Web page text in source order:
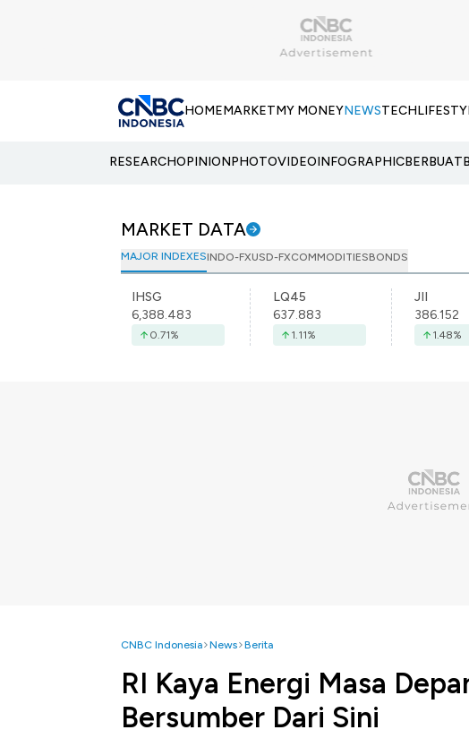
HOMEMARKETMY MONEYNEWSTECH
RESEARCHOPINIONPHOTOVIDEOINFOGRAPHIC
MARKET DATA
MAJOR INDEXESINDO-FXUSD-FXCOMMODITIESBONDS
IHSG
6,388.483
0.71%
LQ45
637.883
1.11%
JII
386.152
1.48%
CNBC Indonesia News Berita
RI Kaya Energi Masa
Bersumber Dari Sini